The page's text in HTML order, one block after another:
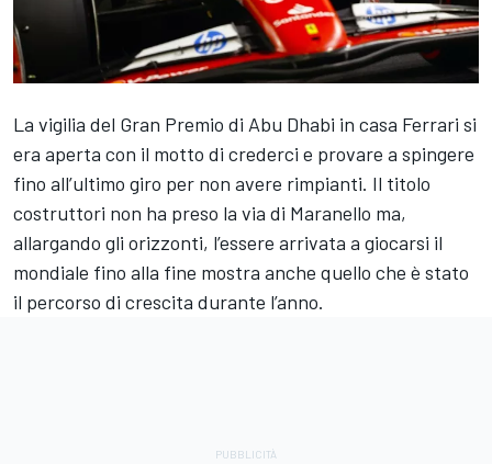
La vigilia del Gran Premio di Abu Dhabi in casa Ferrari si
era aperta con il motto di crederci e provare a spingere
fino all’ultimo giro per non avere rimpianti. Il titolo
costruttori non ha preso la via di Maranello ma,
allargando gli orizzonti, l’essere arrivata a giocarsi il
mondiale fino alla fine mostra anche quello che è stato
il percorso di crescita durante l’anno.